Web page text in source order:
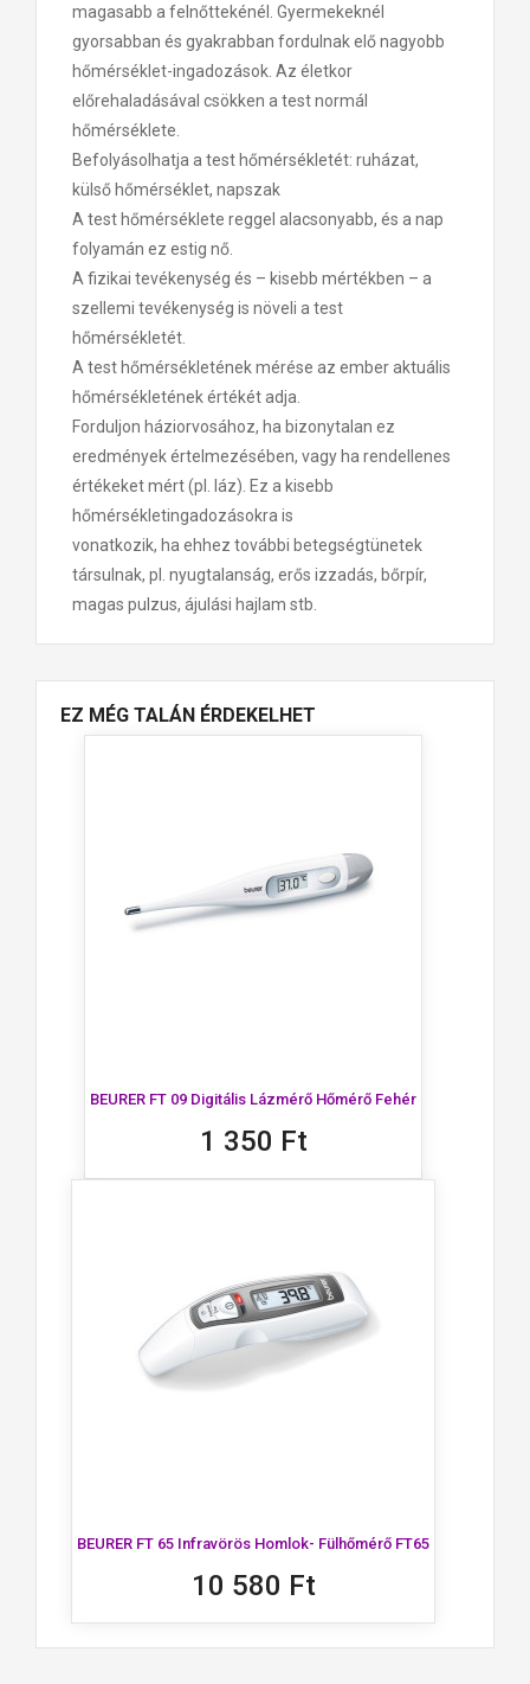
magasabb a felnőttekénél. Gyermekeknél
gyorsabban és gyakrabban fordulnak elő nagyobb
hőmérséklet-ingadozások. Az életkor
előrehaladásával csökken a test normál
hőmérséklete.
Befolyásolhatja a test hőmérsékletét: ruházat,
külső hőmérséklet, napszak
A test hőmérséklete reggel alacsonyabb, és a nap
folyamán ez estig nő.
A fizikai tevékenység és – kisebb mértékben – a
szellemi tevékenység is növeli a test
hőmérsékletét.
A test hőmérsékletének mérése az ember aktuális
hőmérsékletének értékét adja.
Forduljon háziorvosához, ha bizonytalan ez
eredmények értelmezésében, vagyha rendellenes
értékeket mért (pl. láz). Ez a kisebb
hőmérsékletingadozásokra is
vonatkozik, ha ehhez további betegségtünetek
társulnak, pl. nyugtalanság, erős izzadás, bőrpír,
magas pulzus, ájulási hajlam stb.
EZ MÉG TALÁN ÉRDEKELHET
BEURER FT 09 Digitális Lázmérő Hőmérő Fehér
1 350 Ft
BEURER FT 65 Infravörös Homlok- Fülhőmérő FT65
10 580 Ft